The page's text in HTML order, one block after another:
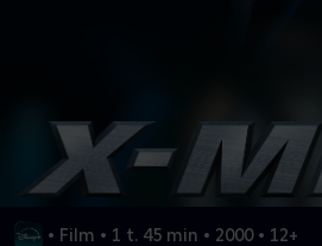
• Film • 1 t. 45 min • 2000 • 12+